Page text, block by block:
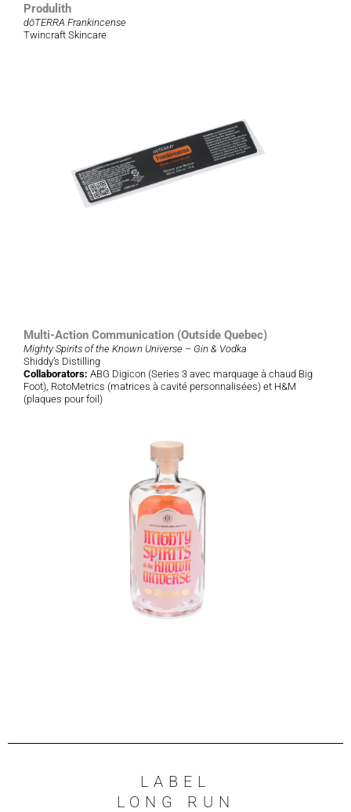
Produlith
dōTERRA Frankincense
Twincraft Skincare
Multi-Action Communication (Outside Quebec)
Mighty Spirits of the Known Universe – Gin & Vodka
Shiddy’s Distilling
Collaborators: ABG Digicon (Series 3 avec marquage à chaud Big
Foot), RotoMetrics (matrices à cavité personnalisées) et H&M
(plaques pour foil)
LABEL
LONG RUN